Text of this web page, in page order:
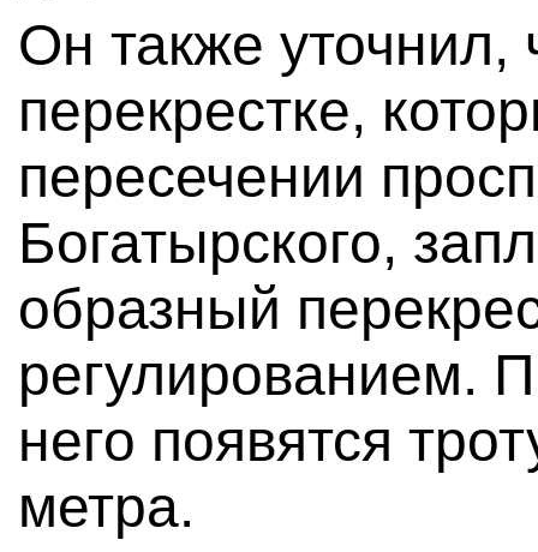
Он также уточнил,
перекрестке,
пересечении
Богатырского,
образный
регулированием.
него появятся
метра.